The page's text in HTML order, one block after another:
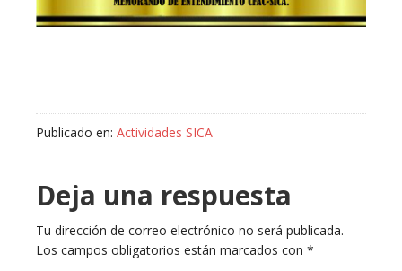
Publicado en: Actividades SICA
Deja una respuesta
Tu dirección de correo electrónico no será publicada.
Los campos obligatorios están marcados con *